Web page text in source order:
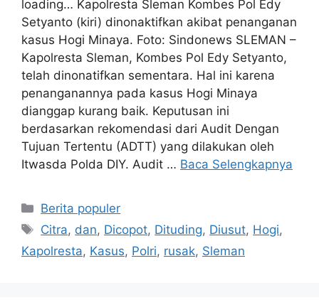
loading… Kapolresta Sleman Kombes Pol Edy
Setyanto (kiri) dinonaktifkan akibat penanganan
kasus Hogi Minaya. Foto: Sindonews SLEMAN –
Kapolresta Sleman, Kombes Pol Edy Setyanto,
telah dinonatifkan sementara. Hal ini karena
penanganannya pada kasus Hogi Minaya
dianggap kurang baik. Keputusan ini
berdasarkan rekomendasi dari Audit Dengan
Tujuan Tertentu (ADTT) yang dilakukan oleh
Itwasda Polda DIY. Audit … Baca Selengkapnya
Kategori
Berita populer
Tag
Citra, dan, Dicopot, Dituding, Diusut, Hogi,
Kapolresta, Kasus, Polri, rusak, Sleman